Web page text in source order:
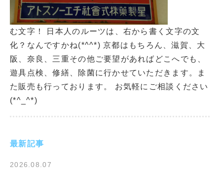
最新記事
2026.08.07
む文字！ 日本人のルーツは、右から書く文字の文
化？なんですかね(*^^*) 京都はもちろん、滋賀、大
阪、奈良、三重その他ご要望があればどこへでも、
遊具点検、修繕、除菌に行かせていただきます。ま
た販売も行っております。 お気軽にご相談ください
(*^_^*)